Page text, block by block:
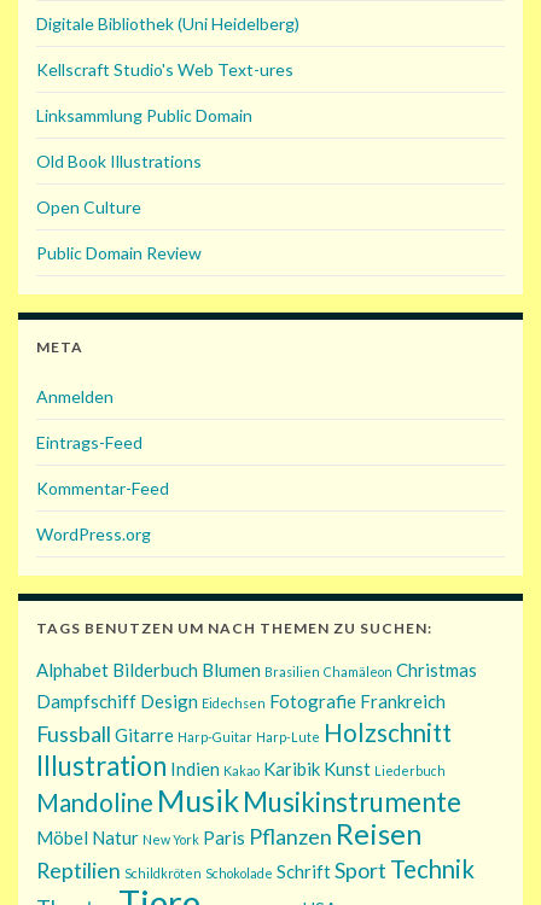
Digitale Bibliothek (Uni Heidelberg)
Kellscraft Studio's Web Text-ures
Linksammlung Public Domain
Old Book Illustrations
Open Culture
Public Domain Review
META
Anmelden
Eintrags-Feed
Kommentar-Feed
WordPress.org
TAGS BENUTZEN UM NACH THEMEN ZU SUCHEN:
Alphabet Bilderbuch Blumen Brasilien Chamäleon Christmas
Dampfschiff Design Eidechsen Fotografie Frankreich
Fussball Gitarre Harp-Guitar Harp-Lute Holzschnitt
Illustration Indien Kakao Karibik Kunst Liederbuch
Mandoline MusikMusikinstrumente
Möbel Natur New York Paris Pflanzen Reisen
Reptilien Schildkröten Schokolade SchriftSport Technik